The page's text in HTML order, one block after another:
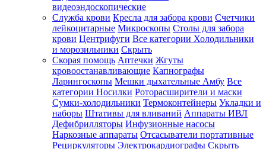
видеоэндоскопические
Служба крови Кресла для забора крови Счетчики
лейкоцитарные Микроскопы Столы для забора
крови Центрифуги Все категории Холодильники
и морозильники Скрыть
Скорая помощь Аптечки Жгуты
кровоостанавливающие Капнографы
Ларингоскопы Мешки дыхательные Амбу Все
категории Носилки Роторасширители и маски
Сумки-холодильники Термоконтейнеры Укладки и
наборы Штативы для вливаний Аппараты ИВЛ
Дефибрилляторы Инфузионные насосы
Наркозные аппараты Отсасыватели портативные
Рециркуляторы Электрокардиографы Скрыть